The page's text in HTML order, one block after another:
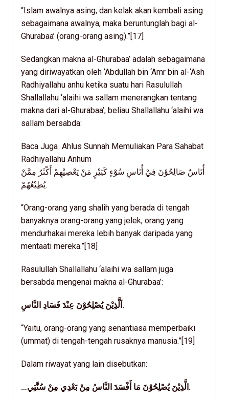
“Islam awalnya asing, dan kelak akan kembali asing
sebagaimana awalnya, maka beruntunglah bagi al-
Ghurabaa’ (orang-orang asing).”[17]
Sedangkan makna al-Ghurabaa’ adalah sebagaimana
yang diriwayatkan oleh ‘Abdullah bin ‘Amr bin al-‘Ash
Radhiyallahu anhu ketika suatu hari Rasulullah
Shallallahu ‘alaihi wa sallam menerangkan tentang
makna dari al-Ghurabaa’, beliau Shallallahu ‘alaihi wa
sallam bersabda:
Baca Juga Ahlus Sunnah Memuliakan Para Sahabat
Radhiyallahu Anhum
أُنَاسٌ صَالِحُوْنَ فِيْ أُنَاسِ سُوْءٍ كَثِيْرٍ مَنْ يَعْصِيْهِمْ أَكْثَرُ مِمَّنْ
يُطِيْعُهُمْ.
“Orang-orang yang shalih yang berada di tengah
banyaknya orang-orang yang jelek, orang yang
mendurhakai mereka lebih banyak daripada yang
mentaati mereka.”[18]
Rasulullah Shallallahu ‘alaihi wa sallam juga
bersabda mengenai makna al-Ghurabaa’:
اَلَّذِيْنَ يُصْلِحُوْنَ عِنْدَ فَسَادِ النَّاسِ.
“Yaitu, orang-orang yang senantiasa memperbaiki
(ummat) di tengah-tengah rusaknya manusia.”[19]
Dalam riwayat yang lain disebutkan:
…الَّذِيْنَ يُصْلِحُوْنَ مَا أَفْسَدَ النَّاسُ مِنْ بَعْدِي مِنْ سُنَّتِي.